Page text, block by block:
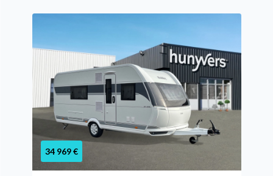
34 969 €